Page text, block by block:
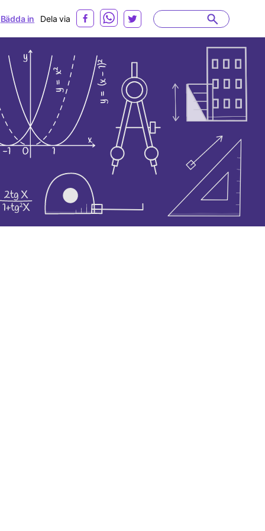
Bädda in Dela via